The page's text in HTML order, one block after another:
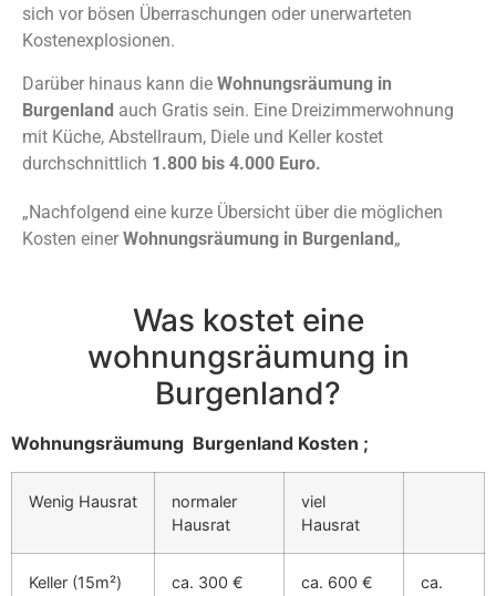
sich vor bösen Überraschungen oder unerwarteten
Kostenexplosionen.
Darüber hinaus kann die Wohnungsräumung in
Burgenland auch Gratis sein. Eine Dreizimmerwohnung
mit Küche, Abstellraum, Diele und Keller kostet
durchschnittlich 1.800 bis 4.000 Euro.
„Nachfolgend eine kurze Übersicht über die möglichen
Kosten einer Wohnungsräumung in Burgenland„
Was kostet eine
wohnungsräumung in
Burgenland?
Wohnungsräumung Burgenland Kosten ;
Wenig Hausrat
normaler
Hausrat
viel
Hausrat
Keller (15m²) ca. 300 € ca. 600 €
ca.